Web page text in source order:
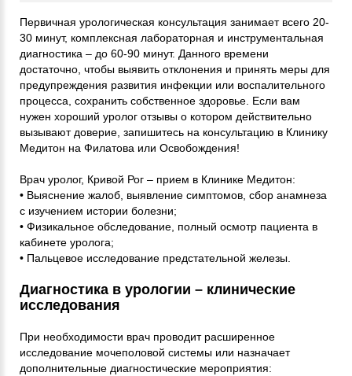
Первичная урологическая консультация занимает всего 20-
30 минут, комплексная лабораторная и инструментальная
диагностика – до 60-90 минут. Данного времени
достаточно, чтобы выявить отклонения и принять меры для
предупреждения развития инфекции или воспалительного
процесса, сохранить собственное здоровье. Если вам
нужен хороший уролог отзывы о котором действительно
вызывают доверие, запишитесь на консультацию в Клинику
Медитон на Филатова или Освобождения!
Врач уролог, Кривой Рог – прием в Клинике Медитон:
• Выяснение жалоб, выявление симптомов, сбор анамнеза
с изучением истории болезни;
• Физикальное обследование, полный осмотр пациента в
кабинете уролога;
• Пальцевое исследование предстательной железы.
Диагностика в урологии – клинические
исследования
При необходимости врач проводит расширенное
исследование мочеполовой системы или назначает
дополнительные диагностические мероприятия: